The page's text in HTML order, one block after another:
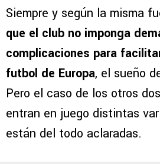
Siempre y según la misma
que el club no imponga
complicaciones para
futbol de Europa, el sueño
Pero el caso de los otros
entran en juego distintas
están del todo aclaradas.